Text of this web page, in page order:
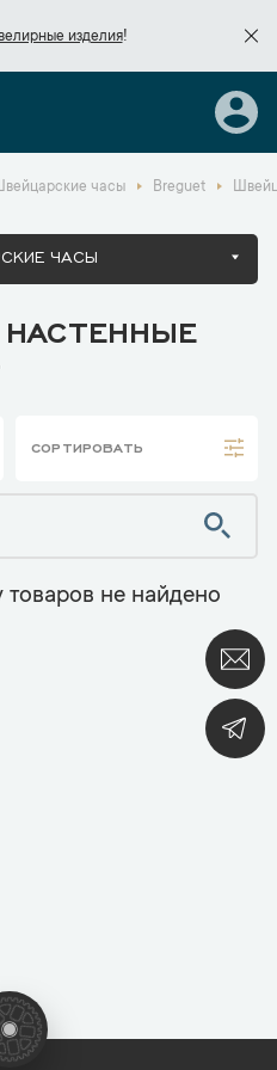
изделия!
часы Breguet
ЧАСЫ
СОРТИРОВАТЬ
не найдено